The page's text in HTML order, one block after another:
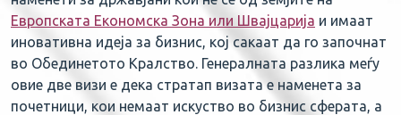
Европската Економска Зона или Швајцарија и имаат
иновативна идеја за бизнис, кој сакаат да го започнат
во Обединетото Кралство. Генералната разлика меѓу
овие две визи е дека стратап визата е наменета за
почетници, кои немаат искуство во бизнис сферата, а